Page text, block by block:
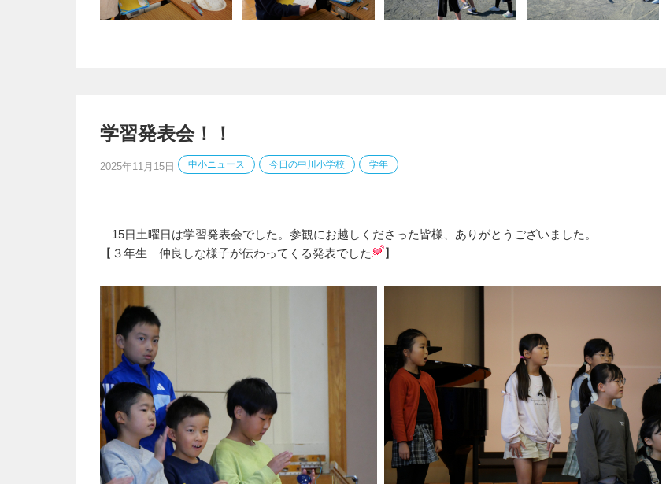
学習発表会！！
2025年11月15日 中小ニュース 今日の中川小学校 学年
15日土曜日は学習発表会でした。参観にお越しくださった皆様、ありがとうございました。
【３年生 仲良しな様子が伝わってくる発表でした
】